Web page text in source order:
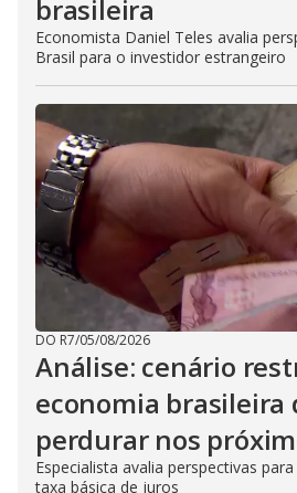
brasileira
Economista Daniel Teles avalia
Brasil para o investidor estrangeiro
DO R7/05/08/2026
Análise: cenário
economia brasileira
perdurar nos
Especialista avalia perspectivas
taxa básica de juros